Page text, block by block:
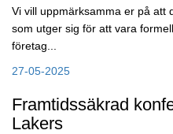
Vi vill uppmärksamma er på att
som utger sig för att vara
företag...
27-05-2025
Framtidssäkrad
Lakers